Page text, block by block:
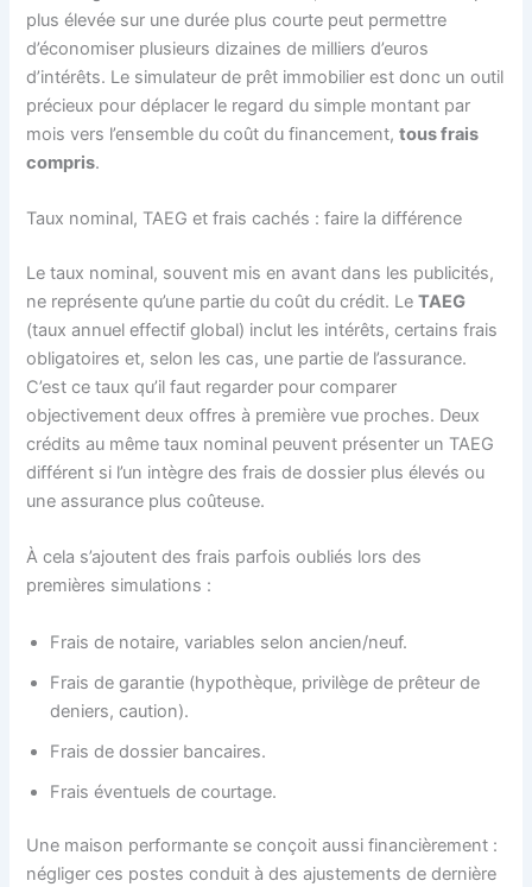
plus élevée sur une durée plus courte peut permettre
d’économiser plusieurs dizaines de milliers d’euros
d’intérêts. Le simulateur de prêt immobilier est donc un outil
précieux pour déplacer le regard du simple montant par
mois vers l’ensemble du coût du financement,tous frais
compris.
Taux nominal, TAEG et frais cachés : faire la différence
Le taux nominal, souvent mis en avant dans les publicités,
ne représente qu’une partie du coût du crédit. LeTAEG
(taux annuel effectif global) inclut les intérêts, certains frais
obligatoires et, selon les cas, une partie de l’assurance.
C’est ce taux qu’il faut regarder pour comparer
objectivement deux offres à première vue proches. Deux
crédits au même taux nominal peuvent présenter un TAEG
différent si l’un intègre des frais de dossier plus élevés ou
une assurance plus coûteuse.
À cela s’ajoutent des frais parfois oubliés lors des
premières simulations :
Frais de notaire, variables selon ancien/neuf.
Frais de garantie (hypothèque, privilège de prêteur de
deniers, caution).
Frais de dossier bancaires.
Frais éventuels de courtage.
Une maison performante se conçoit aussi financièrement :
négliger ces postes conduit à des ajustements de dernière